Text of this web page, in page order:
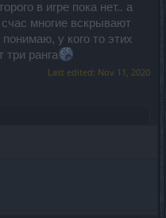
в игре пока нет.. а
многие вскрывают
у кого то этих
три ранга
Last edited: Nov 11, 2020